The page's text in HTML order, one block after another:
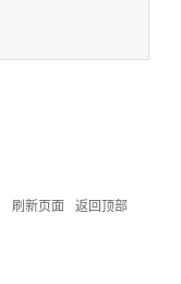
刷新页面 返回顶部